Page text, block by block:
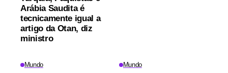
Arábia Saudita é
tecnicamente igual a
artigo da Otan, diz
ministro
Mundo Mundo